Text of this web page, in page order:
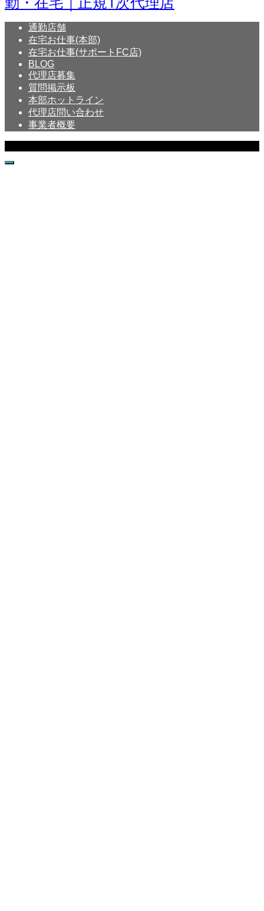
通勤店舗
在宅お仕事(本部)
在宅お仕事(サポートFC店)
BLOG
代理店募集
質問掲示板
本部ホットライン
代理店問い合わせ
事業者概要